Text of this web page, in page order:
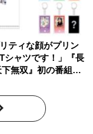
リティな顔がプリン
シャツです！」『長
無双』初の番組グ